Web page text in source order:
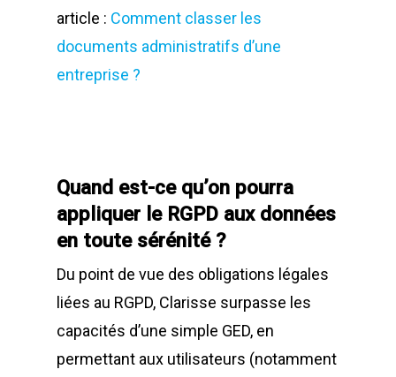
article : Comment classer les
documents administratifs d’une
entreprise ?
Quand est-ce qu’on pourra
appliquer le RGPD aux données
en toute sérénité ?
Du point de vue des obligations légales
liées au RGPD, Clarisse surpasse les
capacités d’une simple GED, en
permettant aux utilisateurs (notamment